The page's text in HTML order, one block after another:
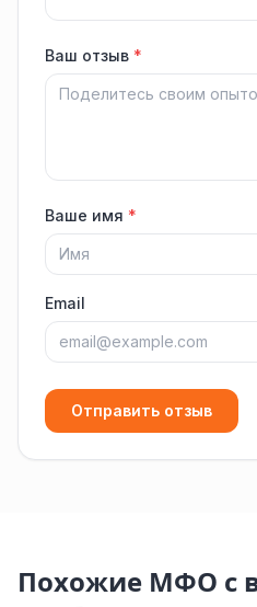
Ваш отзыв *
Ваше имя *
Email
Отправить отзыв
Похожие МФО с